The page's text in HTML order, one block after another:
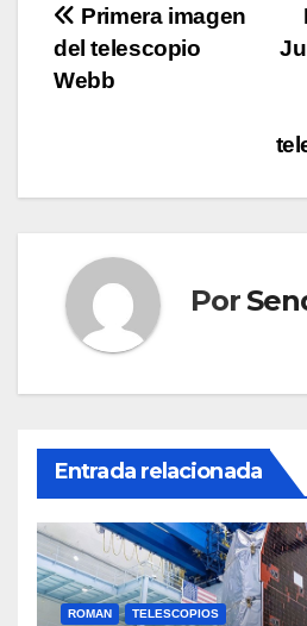
Navegación
de
Primera imagen
del telescopio
Webb
Por
Entrada relacionada
ROMAN TELESCOPIOS